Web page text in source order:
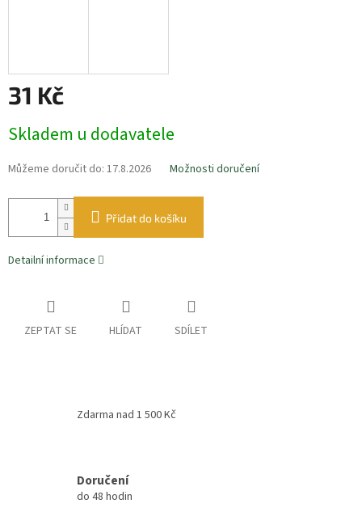
31 Kč
cena:
Skladem u dodavatele
Můžeme doručit do: 17.8.2026 Možnosti doručení
Přidat do košíku
Detailní informace
ZEPTAT SE HLÍDAT SDÍLET
Zdarma nad 1 500 Kč
Doručení
do 48 hodin